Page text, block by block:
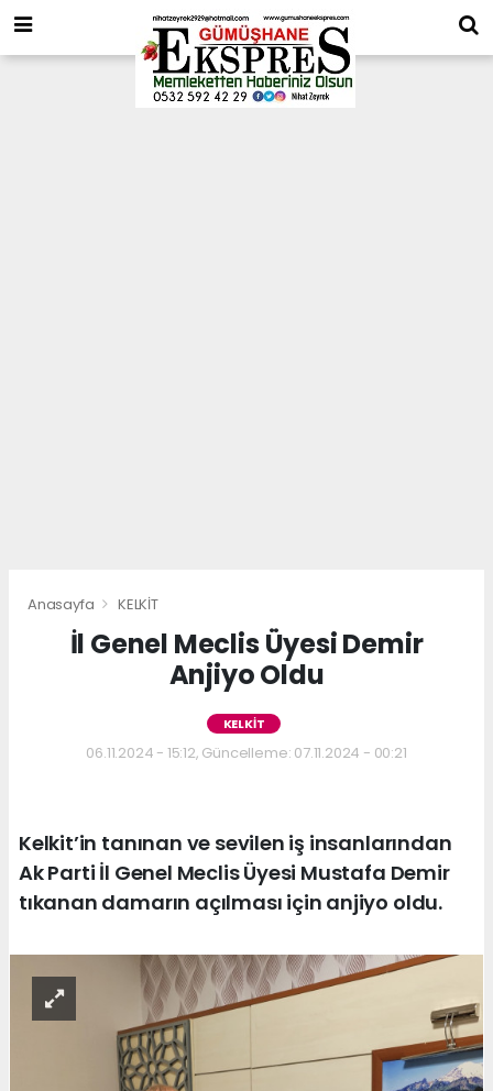
Anasayfa KELKİT
İl Genel Meclis Üyesi Demir
Anjiyo Oldu
KELKİT
06.11.2024 - 15:12, Güncelleme: 07.11.2024 - 00:21
Kelkit’in tanınan ve sevilen iş insanlarından
Ak Parti İl Genel Meclis Üyesi Mustafa Demir
tıkanan damarın açılması için anjiyo oldu.